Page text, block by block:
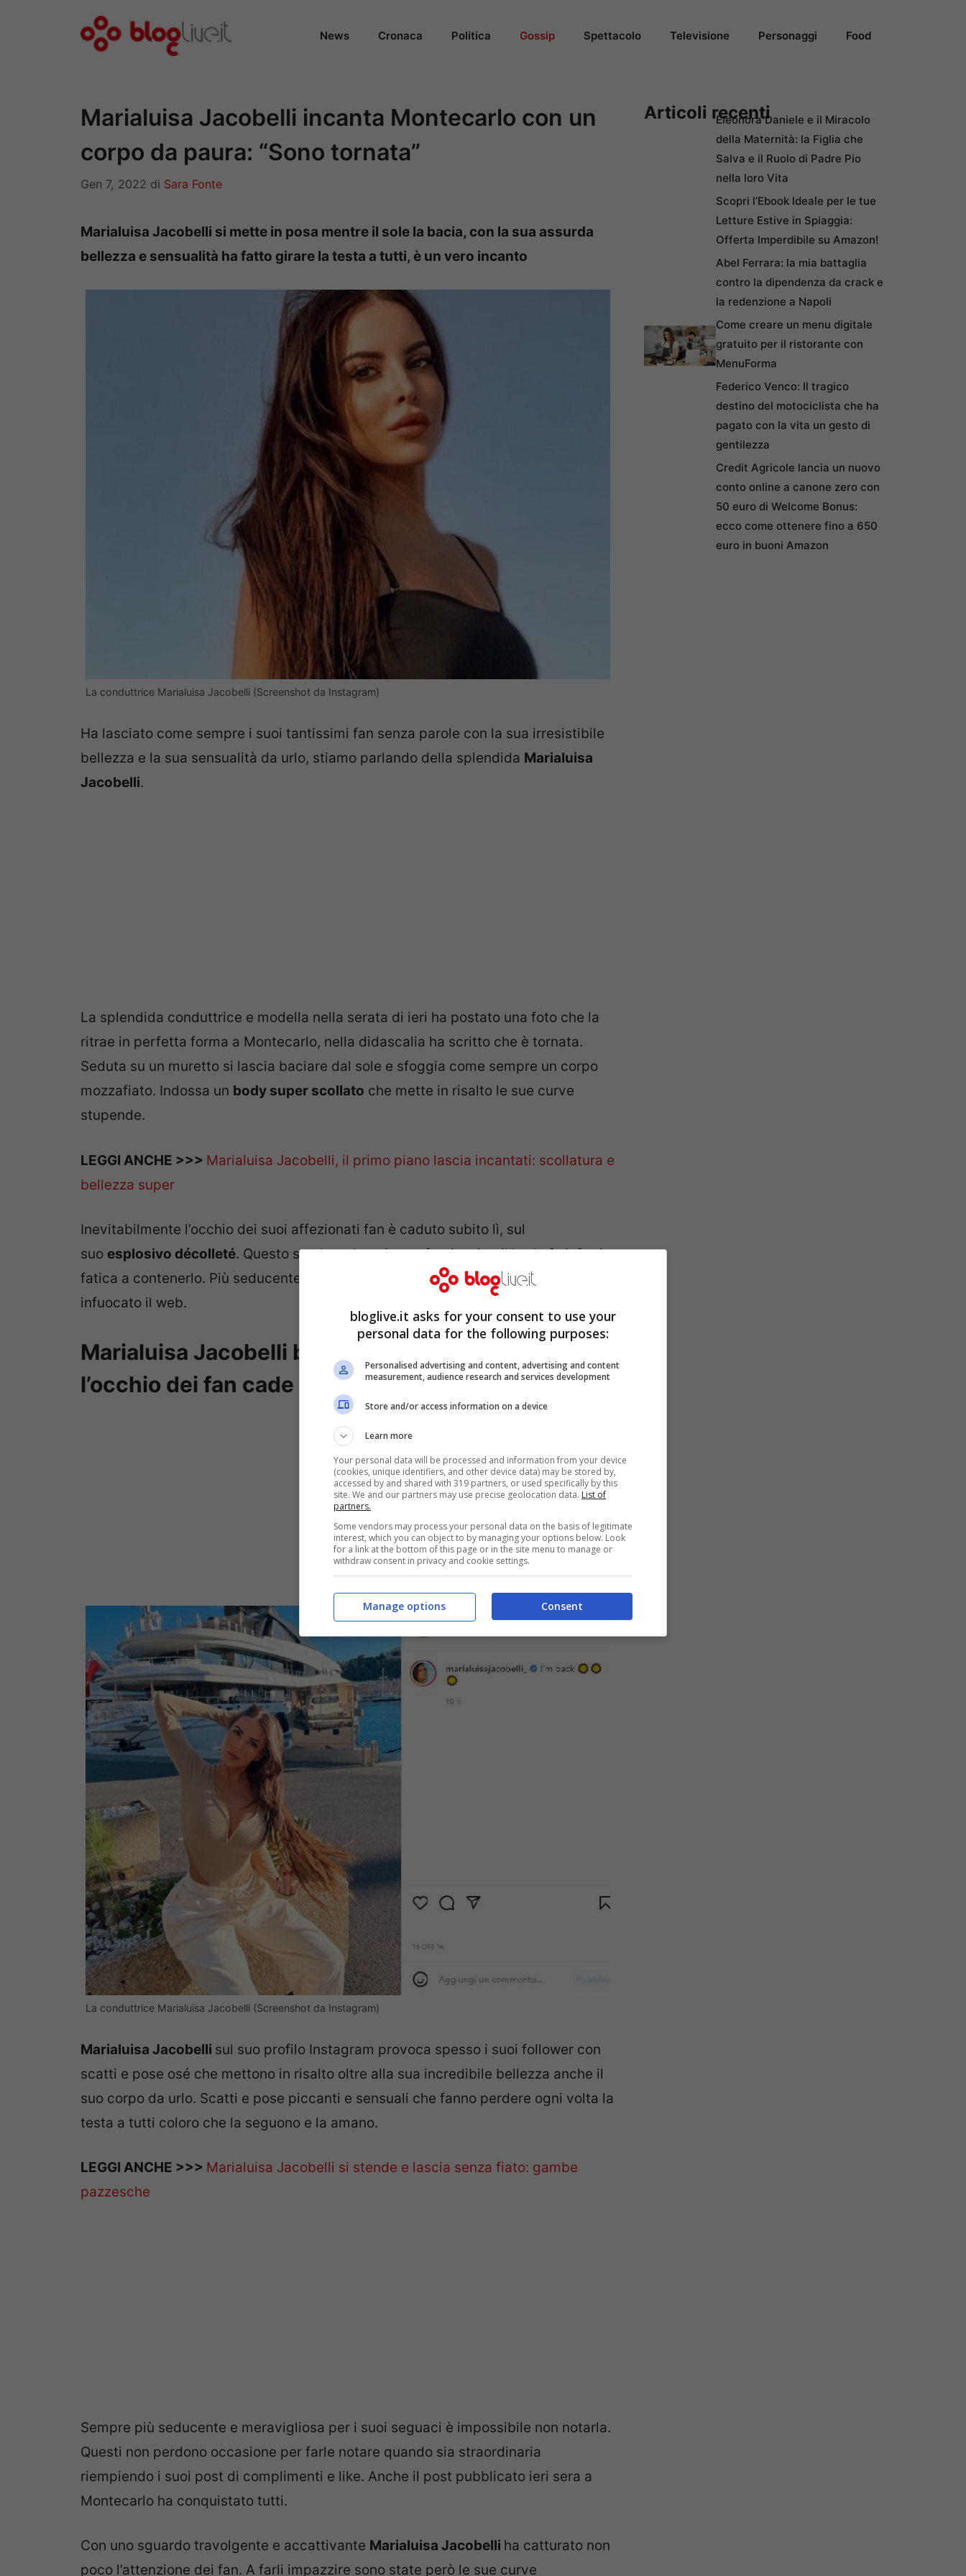
News Cronaca Politica Gossip Spettacolo Televisione Personaggi Food
Marialuisa Jacobelli incanta Montecarlo con un
corpo da paura: “Sono tornata”
Gen 7, 2022 di Sara Fonte
Marialuisa Jacobelli si mette in posa mentre il sole la bacia, con la sua assurda
bellezza e sensualità ha fatto girare la testa a tutti, è un vero incanto
La conduttrice Marialuisa Jacobelli (Screenshot da Instagram)
Ha lasciato come sempre i suoi tantissimi fan senza parole con la sua irresistibile
bellezza e la sua sensualità da urlo, stiamo parlando della splendida Marialuisa
Jacobelli.
La splendida conduttrice e modella nella serata di ieri ha postato una foto che la
ritrae in perfetta forma a Montecarlo, nella didascalia ha scritto che è tornata.
Seduta su un muretto si lascia baciare dal sole e sfoggia come sempre un corpo
mozzafiato. Indossa un body super scollato che mette in risalto le sue curve
stupende.
LEGGI ANCHE >>> Marialuisa Jacobelli, il primo piano lascia incantati: scollatura e
bellezza super
Inevitabilmente l’occhio dei suoi affezionati fan è caduto subito lì, sul
suo esplosivo décolleté. Questo sembra che stia per fuoriuscire, il body fa infatti
fatica a contenerlo. Più seducente e ammaliante che maiMarialuisa Jacobelli
infuocato il web.
Marialuisa Jacobelli baciata dal sole è stupenda,
l’occhio dei fan cade lì
La conduttrice Marialuisa Jacobelli (Screenshot da Instagram)
Marialuisa Jacobelli sul suo profilo Instagram provoca spesso i suoi follower con
scatti e pose osé che mettono in risalto oltre alla sua incredibile bellezza anche il
suo corpo da urlo. Scatti e pose piccanti e sensuali che fanno perdere ogni volta la
testa a tutti coloro che la seguono e la amano.
LEGGI ANCHE >>> Marialuisa Jacobelli si stende e lascia senza fiato: gambe
pazzesche
Sempre più seducente e meravigliosa per i suoi seguaci è impossibile non notarla.
Questi non perdono occasione per farle notare quando sia straordinaria
riempiendo i suoi post di complimenti e like. Anche il post pubblicato ieri sera a
Montecarlo ha conquistato tutti.
Con uno sguardo travolgente e accattivante Marialuisa Jacobelli ha catturato non
poco l’attenzione dei fan. A farli impazzire sono state però le sue curve
Articoli recentiEleonora Daniele e il Miracolo
della Maternità: la Figlia che
Salva e il Ruolo di Padre Pio
nella loro Vita
Scopri l’Ebook Ideale per le tue
Letture Estive in Spiaggia:
Offerta Imperdibile su Amazon!
Abel Ferrara: la mia battaglia
contro la dipendenza da crack e
la redenzione a Napoli
Come creare un menu digitale
gratuito per il ristorante con
MenuForma
Federico Venco: Il tragico
destino del motociclista che ha
pagato con la vita un gesto di
gentilezza
Credit Agricole lancia un nuovo
conto online a canone zero con
50 euro di Welcome Bonus:
ecco come ottenere fino a 650
euro in buoni Amazon
bloglive.it asks for your consent to use your
personal data for the following purposes:
Personalised advertising and content, advertising and content
measurement, audience research and services development
Store and/or access information on a device
Learn more
Your personal data will be processed and information from your device
(cookies, unique identifiers, and other device data) may be stored by,
accessed by and shared with 319 partners, or used specifically by this
site. We and our partners may use precise geolocation data. List of
partners.
Some vendors may process your personal data on the basis of legitimate
interest, which you can object to by managing your options below. Look
for a link at the bottom of this page or in the site menu to manage or
withdraw consent in privacy and cookie settings.
Consent
Manage options